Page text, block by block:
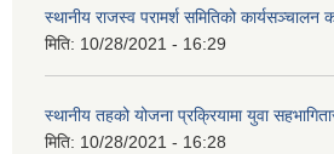
स्थानीय राजस्व परामर्श समितिको कार्यसञ्चालन
मिति: 10/28/2021 - 16:29
स्थानीय तहको योजना प्रक्रियामा युवा
मिति: 10/28/2021 - 16:28